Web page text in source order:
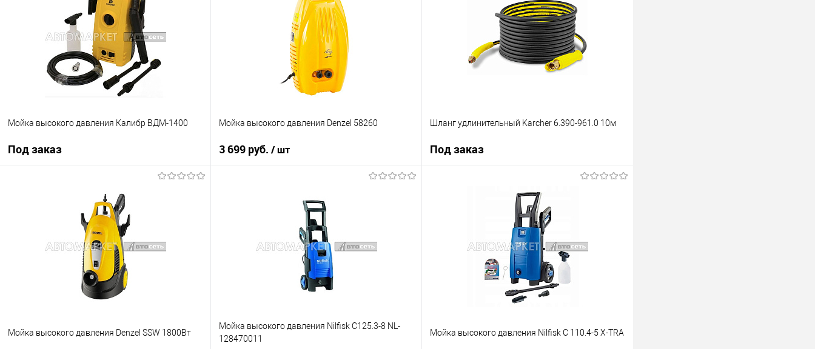
Мойка высокого давления Калибр ВДМ-1400
Под заказ
К сравнению
Мойка высокого давления Denzel 58260
3 699 руб. / шт
Шланг удлинительный Karcher 6.390-961.0 10м
Под заказ
Мойка высокого давления Denzel SSW 1800Вт
Мойка высокого давления Nilfisk C125.3-8 NL-
128470011
Мойка высокого давления Nilfisk C 110.4-5 X-TRA